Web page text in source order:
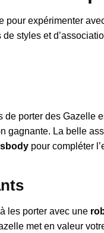
pour expérimenter
styles et
porter des Gazelle
gagnante. La belle
pour compléter
les porter avec une
met en valeur